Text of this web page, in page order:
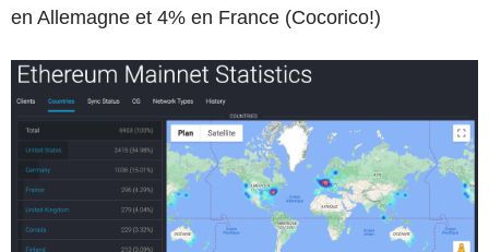
en Allemagne et 4% en France (Cocorico!)